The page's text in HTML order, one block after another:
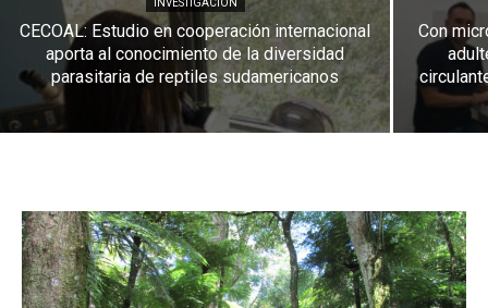
INVESTIGACIÓN
CECOAL: Estudio en cooperación internacional
aporta al conocimiento de la diversidad
parasitaria de reptiles sudamericanos
Con